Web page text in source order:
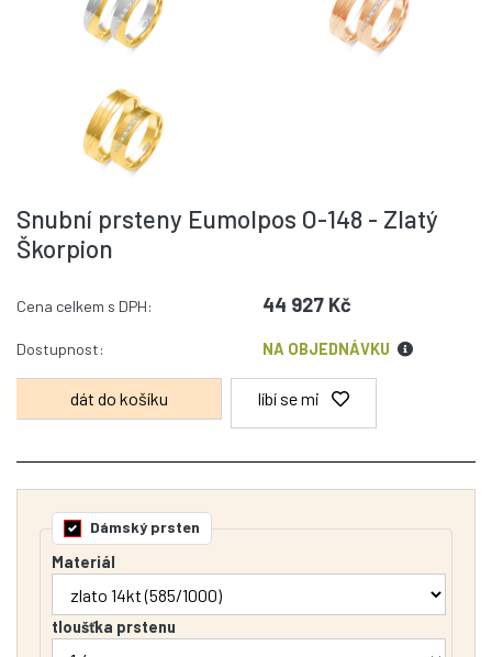
Snubní prsteny Eumolpos O-148 - Zlatý
Škorpion
Cena celkem s DPH: 44 927 Kč
Dostupnost: NA OBJEDNÁVKU
líbí se mi
Dámský prsten
Materiál
tloušťka prstenu